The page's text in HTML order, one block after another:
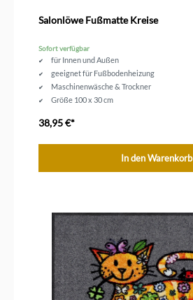
Salonlöwe Fußmatte Kreise
Sofort verfügbar
für Innen und Außen
geeignet für Fußbodenheizung
Maschinenwäsche & Trockner
Größe 100 x 30 cm
38,95 €*
In den Warenkorb